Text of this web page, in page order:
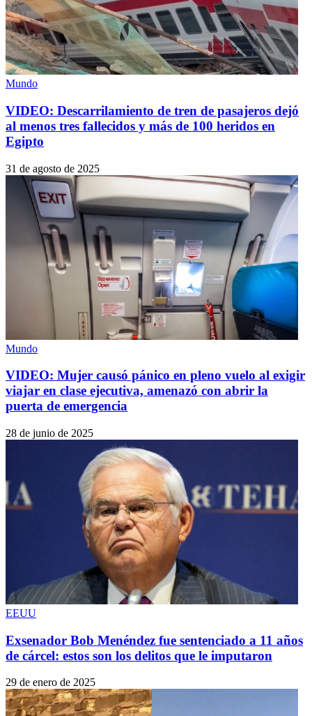
Mundo
VIDEO: Descarrilamiento de tren de pasajeros dejó
al menos tres fallecidos y más de 100 heridos en
Egipto
31 de agosto de 2025
Mundo
VIDEO: Mujer causó pánico en pleno vuelo al exigir
viajar en clase ejecutiva, amenazó con abrir la
puerta de emergencia
28 de junio de 2025
EEUU
Exsenador Bob Menéndez fue sentenciado a 11 años
de cárcel: estos son los delitos que le imputaron
29 de enero de 2025